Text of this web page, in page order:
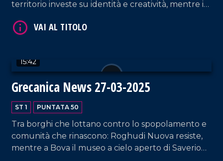
territorio investe su identità e creatività, mentre i
narrazione culturale.
15:42
Grecanica News 27-03-2025
ST 1 PUNTATA 50
Tra borghi che lottano contro lo spopolamento e
comunità che rinascono: Roghudi Nuova resiste,
mentre a Bova il museo a cielo aperto di Saverio
VAI AL TITOLO